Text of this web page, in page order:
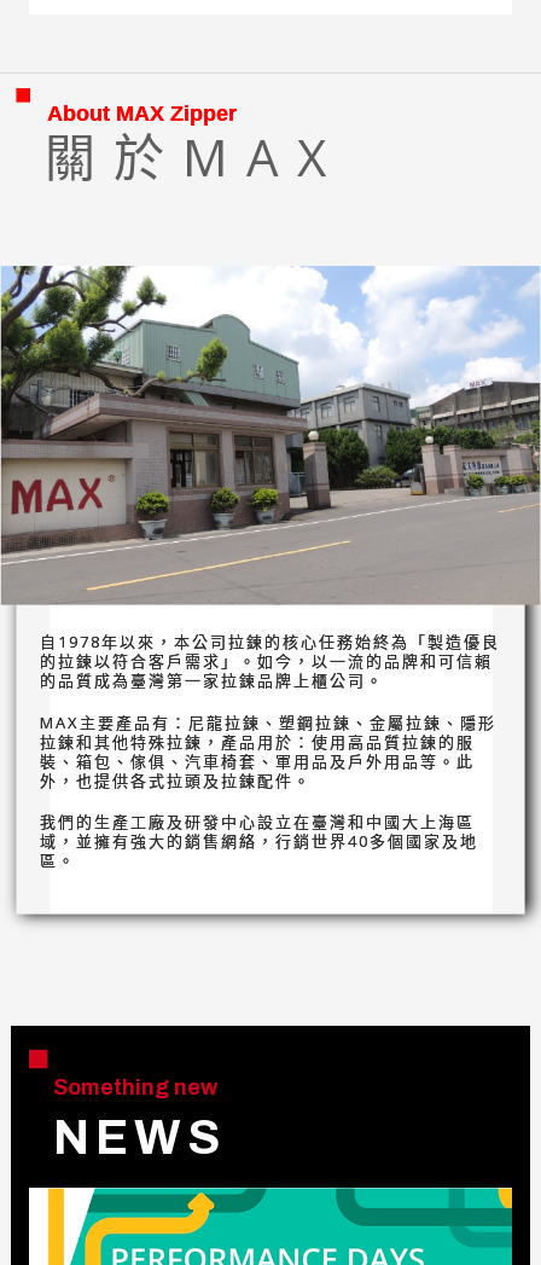
自1978年以來，本公司拉鍊的核心任務始終為「製造優良
的拉鍊以符合客戶需求」。如今，以一流的品牌和可信賴
的品質成為臺灣第一家拉鍊品牌上櫃公司。
MAX主要產品有：尼龍拉鍊、塑鋼拉鍊、金屬拉鍊、隱形
拉鍊和其他特殊拉鍊，產品用於：使用高品質拉鍊的服
裝、箱包、傢俱、汽車椅套、軍用品及戶外用品等。此
外，也提供各式拉頭及拉鍊配件。
我們的生產工廠及研發中心設立在臺灣和中國大上海區
域，並擁有強大的銷售網絡，行銷世界40多個國家及地
區。
關於MAX
About MAX Zipper
Something new
N E W S